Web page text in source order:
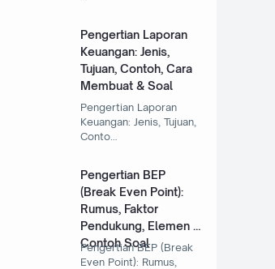
Pengertian Laporan
Keuangan: Jenis,
Tujuan, Contoh, Cara
Membuat & Soal
Pengertian Laporan
Keuangan: Jenis, Tujuan,
Conto…
Pengertian BEP
(Break Even Point):
Rumus, Faktor
Pendukung, Elemen &
Contoh Soal
Pengertian BEP (Break
Even Point): Rumus,